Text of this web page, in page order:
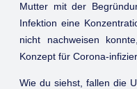
Mutter mit der
Infektion eine
nicht nachweisen
Konzept für Corona-
Wie du siehst, fallen die